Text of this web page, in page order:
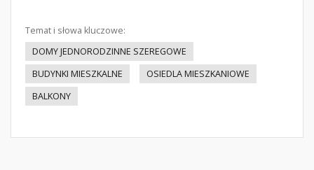
Temat i słowa kluczowe:
DOMY JEDNORODZINNE SZEREGOWE
BUDYNKI MIESZKALNE
OSIEDLA MIESZKANIOWE
BALKONY